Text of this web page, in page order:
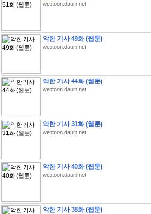
webtoon.daum.net
악한 기사 49화 (웹툰)
webtoon.daum.net
악한 기사 44화 (웹툰)
webtoon.daum.net
악한 기사 31화 (웹툰)
webtoon.daum.net
악한 기사 40화 (웹툰)
webtoon.daum.net
악한 기사 38화 (웹툰)